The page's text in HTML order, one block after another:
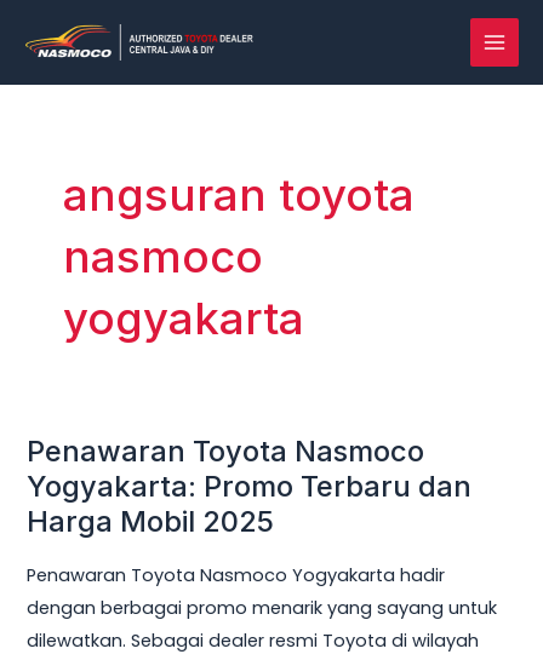
konten
angsuran toyota
nasmoco
yogyakarta
Penawaran Toyota Nasmoco
Yogyakarta: Promo Terbaru dan
Harga Mobil 2025
Penawaran Toyota Nasmoco Yogyakarta hadir
dengan berbagai promo menarik yang sayang untuk
dilewatkan. Sebagai dealer resmi Toyota di wilayah
Penawaran
Toyota
Nasmoco
Promo
Terbaru
dan